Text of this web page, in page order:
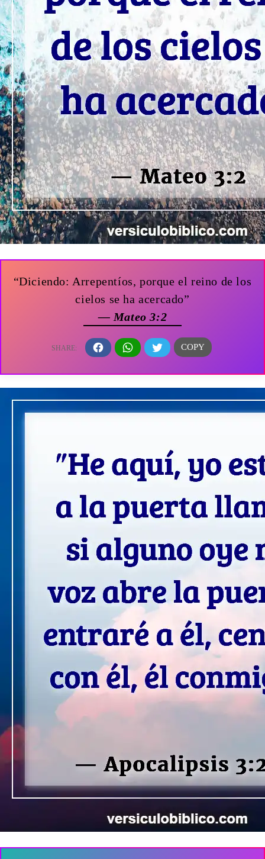
“Diciendo: Arrepentíos, porque el reino de los
cielos se ha acercado”
— Mateo 3:2